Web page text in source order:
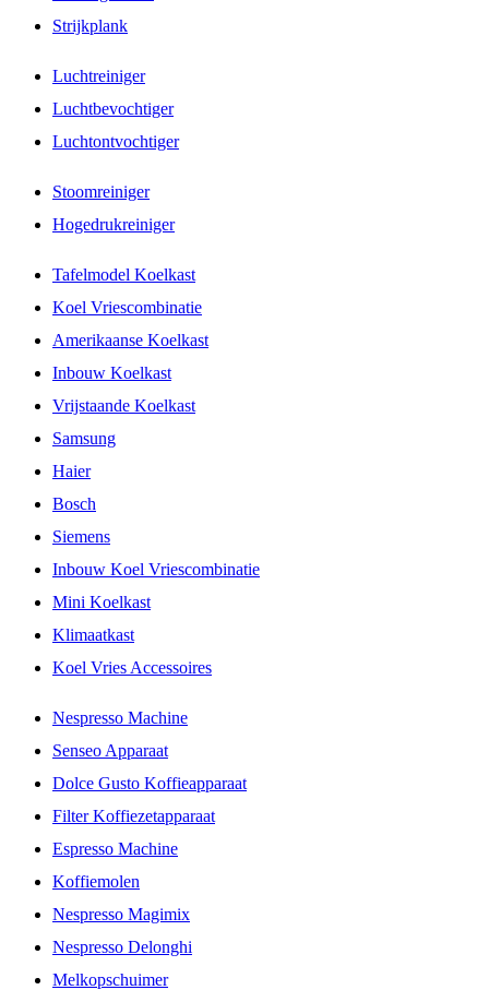
Strijkplank
Luchtreiniger
Luchtbevochtiger
Luchtontvochtiger
Stoomreiniger
Hogedrukreiniger
Tafelmodel Koelkast
Koel Vriescombinatie
Amerikaanse Koelkast
Inbouw Koelkast
Vrijstaande Koelkast
Samsung
Haier
Bosch
Siemens
Inbouw Koel Vriescombinatie
Mini Koelkast
Klimaatkast
Koel Vries Accessoires
Nespresso Machine
Senseo Apparaat
Dolce Gusto Koffieapparaat
Filter Koffiezetapparaat
Espresso Machine
Koffiemolen
Nespresso Magimix
Nespresso Delonghi
Melkopschuimer